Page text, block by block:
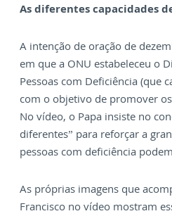
As diferentes capacidades
A intenção de oração de
em que a ONU estabeleceu o
Pessoas com Deficiência (que
com o objetivo de promover
No vídeo, o Papa insiste no
diferentes” para reforçar a
pessoas com deficiência
As próprias imagens que
Francisco no vídeo mostram